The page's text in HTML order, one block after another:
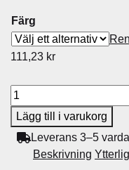
Färg
111,23 kr
K
o
n
Lägg till i varukorg
Leverans 3–5
Beskrivning